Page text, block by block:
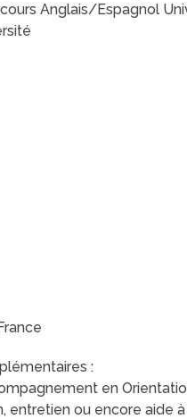
Anglais/Espagnol
:
en
entretien ou encore aide